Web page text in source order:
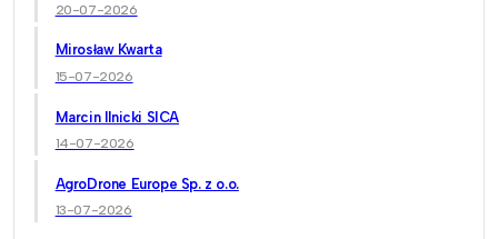
20-07-2026
Mirosław Kwarta
15-07-2026
Marcin Ilnicki SICA
14-07-2026
AgroDrone Europe Sp. z o.o.
13-07-2026